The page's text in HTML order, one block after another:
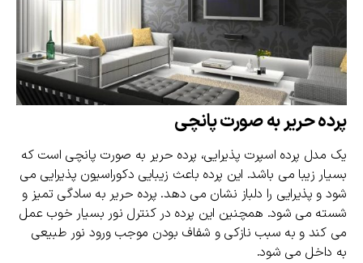
پرده حریر به صورت پانچی
یک مدل پرده اسپرت پذیرایی، پرده حریر به صورت پانچی است که
بسیار زیبا می باشد. این پرده باعث زیبایی دکوراسیون پذیرایی می
شود و پذیرایی را دلباز نشان می دهد. پرده حریر به سادگی تمیز و
شسته می شود. همچنین این پرده در کنترل نور بسیار خوب عمل
می کند و به سبب نازکی و شفاف بودن موجب ورود نور طبیعی
به داخل می شود.